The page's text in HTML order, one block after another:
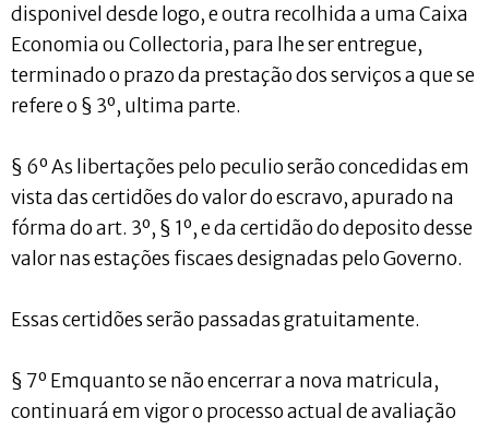
disponivel desde logo, e outra recolhida a uma Caixa
Economia ou Collectoria, para lhe ser entregue,
terminado o prazo da prestação dos serviços a que se
refere o § 3º, ultima parte.
§ 6º As libertações pelo peculio serão concedidas em
vista das certidões do valor do escravo, apurado na
fórma do art. 3º, § 1º, e da certidão do deposito desse
valor nas estações fiscaes designadas pelo Governo.
Essas certidões serão passadas gratuitamente.
§ 7º Emquanto se não encerrar a nova matricula,
continuará em vigor o processo actual de avaliação